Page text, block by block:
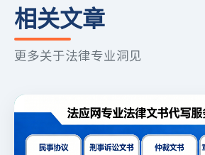
相关文章
更多关于法律专业洞见